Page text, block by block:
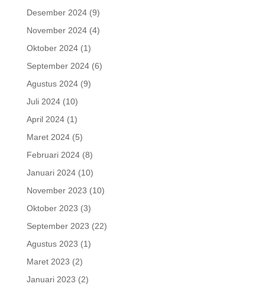
Desember 2024(9)
November 2024(4)
Oktober 2024(1)
September 2024(6)
Agustus 2024(9)
Juli 2024(10)
April 2024(1)
Maret 2024(5)
Februari 2024(8)
Januari 2024(10)
November 2023 (10)
Oktober 2023 (3)
September 2023 (22)
Agustus 2023 (1)
Maret 2023 (2)
Januari 2023 (2)